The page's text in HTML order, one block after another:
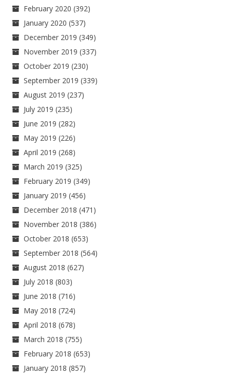
February 2020 (392)
January 2020 (537)
December 2019 (349)
November 2019 (337)
October 2019 (230)
September 2019 (339)
August 2019 (237)
July 2019 (235)
June 2019 (282)
May 2019 (226)
April 2019 (268)
March 2019 (325)
February 2019 (349)
January 2019 (456)
December 2018 (471)
November 2018 (386)
October 2018 (653)
September 2018 (564)
August 2018 (627)
July 2018 (803)
June 2018 (716)
May 2018 (724)
April 2018 (678)
March 2018 (755)
February 2018 (653)
January 2018 (857)